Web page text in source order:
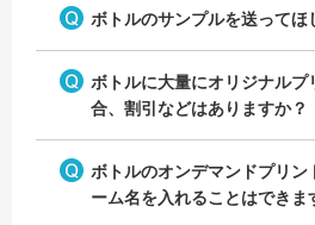
ボトルのサンプルを送ってほ
ボトルに大量にオリジナルプ
合、割引などはありますか？
ボトルのオンデマンドプリン
ーム名を入れることはできま